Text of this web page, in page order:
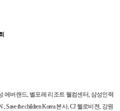
에버랜드, 벨포레 리조트 웰컴센터,삼성인력
, Save the children Korea본사, CJ헬로비젼, 강원